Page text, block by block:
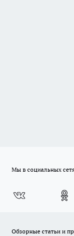
Мы в социальных
Обзорные статьи и